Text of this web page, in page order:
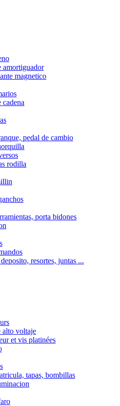
amortiguador
magnetico
cadena
pedal de cambio
rodilla
porta bidones
resortes, juntas ...
alto voltaje
et vis platinées
tapas, bombillas